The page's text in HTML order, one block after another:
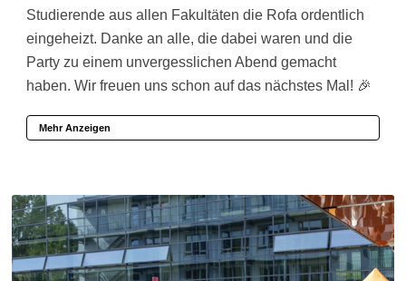
Studierende aus allen Fakultäten die Rofa ordentlich
eingeheizt. Danke an alle, die dabei waren und die
Party zu einem unvergesslichen Abend gemacht
haben. Wir freuen uns schon auf das nächstes Mal! 🎉
Mehr Anzeigen